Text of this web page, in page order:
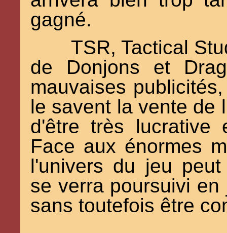
gagné.
TSR, Tactical
de Donjons et
mauvaises
le savent la vente de
d'être très lucrative
Face aux énormes
l'univers du jeu
se verra poursuivi
sans toutefois être